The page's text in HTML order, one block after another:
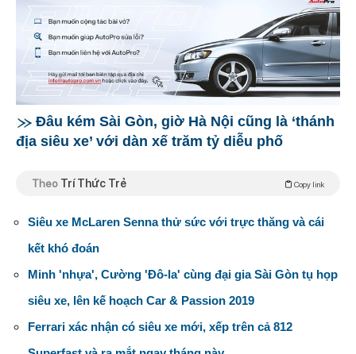
Đâu kém Sài Gòn, giờ Hà Nội cũng là ‘thánh
địa siêu xe’ với dàn xế trăm tỷ diễu phố
Theo Trí Thức Trẻ Copy link
Siêu xe McLaren Senna thử sức với trực thăng và cái
kết khó đoán
Minh 'nhựa', Cường 'Đô-la' cùng đại gia Sài Gòn tụ họp
siêu xe, lên kế hoạch Car & Passion 2019
Ferrari xác nhận có siêu xe mới, xếp trên cả 812